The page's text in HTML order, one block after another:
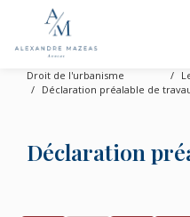
Droit de l'urbanisme
Déclaration préalable de
Déclaration